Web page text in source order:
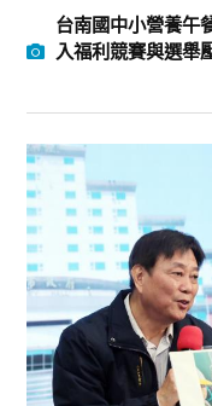
台南國中小營養午
入福利競賽與選舉